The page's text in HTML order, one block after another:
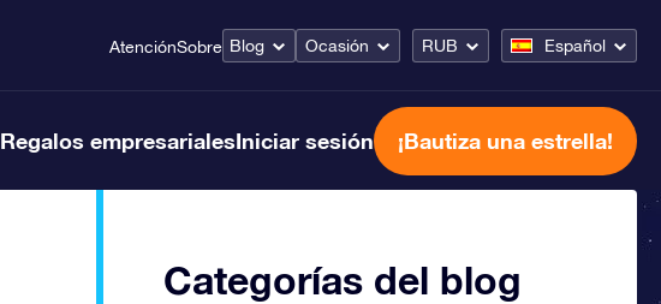
AtenciónSobre Blog Ocasión RUB Español
Regalos empresarialesIniciar sesión ¡Bautiza una estrella!
Categorías del blog